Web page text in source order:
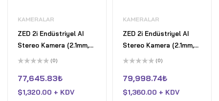
KAMERALAR
ZED 2i Endüstriyel AI
Stereo Kamera (2.1mm,
3m kablo)
üzerinden
0
aldı
(0)
77,645.83₺
$1,320.00 + KDV
KAMERALAR
ZED 2i Endüstriyel AI
Stereo Kamera (2.1mm,
5m kablo)
üzerinden
0
aldı
(0)
79,998.74₺
$1,360.00 + KDV